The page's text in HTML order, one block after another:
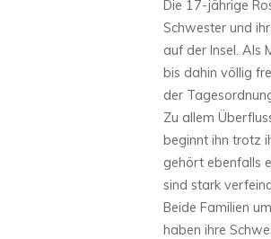
Die 17-jährige
Schwester und
auf der Insel. Als
bis dahin völlig
der
Zu allem
beginnt ihn trotz
gehört ebenfalls
sind stark
Beide Familien
haben ihre